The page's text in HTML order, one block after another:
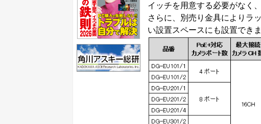
イッチを用意する必要がなく
さらに、別売り金具によりラ
い設置スペースにも設置できま